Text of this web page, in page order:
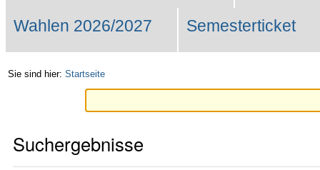
Wahlen 2026/2027 Semesterticket
Sie sind hier: Startseite
Suchergebnisse